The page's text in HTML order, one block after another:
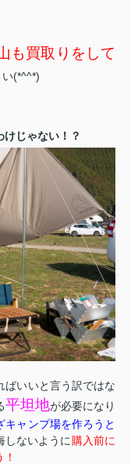
も買取りをして
い(*^^*)
じゃない！？
ばいいと言う訳ではな
平坦地が必要になり
ャンプ場を作ろうと
しないように 購入前に